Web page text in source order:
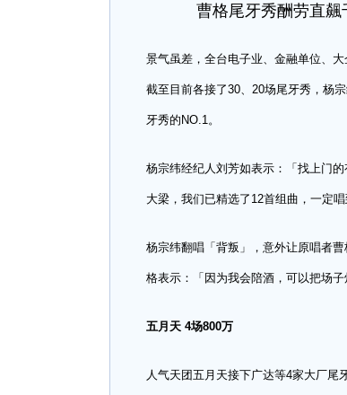
曹格尾牙秀酬劳直
景气虽差，全台电子业、金融单位、
截至目前各接了30、20场尾牙秀，杨
牙秀的NO.1。
杨宗纬经纪人刘芳如表示：「找上门
大梁，我们已精选了12首组曲，一定
杨宗纬翻唱「背叛」，意外让原唱者
格表示：「因为我会陪酒，可以把场子
五月天 4场800万
人气天团五月天接下广达等4家大厂尾